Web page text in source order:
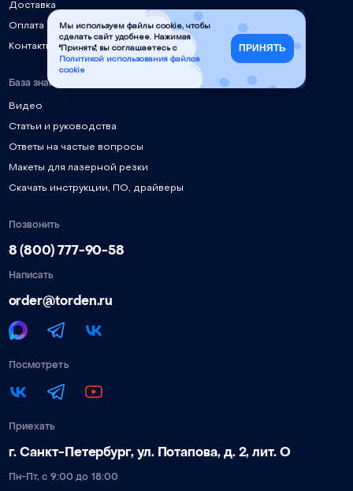
Доставка
Оплата
Контакты
База знаний
Видео
Статьи и руководства
Ответы на частые вопросы
Макеты для лазерной резки
Скачать инструкции, ПО, драйверы
Позвонить
8 (800) 777-90-58
Написать
order@torden.ru
Посмотреть
Приехать
г. Санкт-Петербург, ул. Потапова, д. 2, лит. О
Пн-Пт, с 9:00 до 18:00
Мы используем файлы cookie, чтобы
сделать сайт удобнее. Нажимая
"Принять", вы соглашаетесь с
Политикой использования файлов
cookie
ПРИНЯТЬ